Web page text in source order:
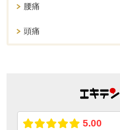
腰痛
頭痛